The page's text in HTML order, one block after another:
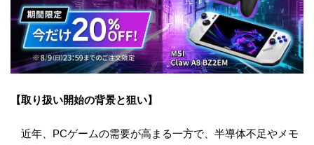
【取り扱い開始の背景と狙い】
近年、PCゲームの需要が高まる一方で、半導体不足やメモ